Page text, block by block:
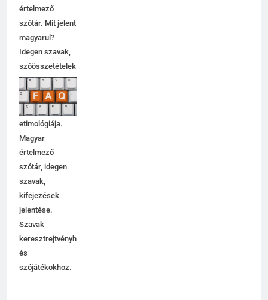
szavak,
értelmező
szótár. Mit jelent
magyarul?
Idegen szavak,
szóösszetételek
jelentése,
magyarázata,
használata,
etimológiája.
Magyar
értelmező
szótár, idegen
szavak,
kifejezések
jelentése.
Szavak
keresztrejtvényhez
és